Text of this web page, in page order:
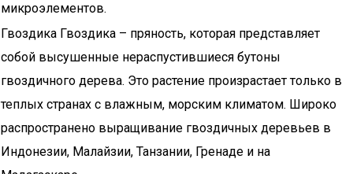
микроэлементов.
Гвоздика Гвоздика – пряность, которая представляет
собой высушенные нераспустившиеся бутоны
гвоздичного дерева. Это растение произрастает только в
теплых странах с влажным, морским климатом. Широко
распространено выращивание гвоздичных деревьев в
Индонезии, Малайзии, Танзании, Гренаде и на